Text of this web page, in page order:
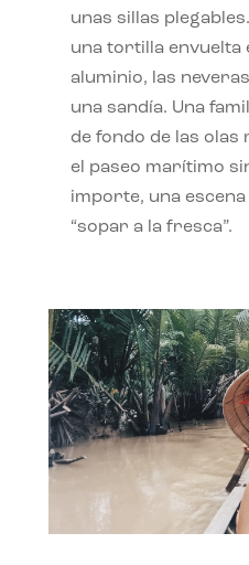
unas sillas
una tortilla envuelta
aluminio, las
una sandía. Una
de fondo de las
el paseo marítimo
importe, una
“sopar a la fresca”.